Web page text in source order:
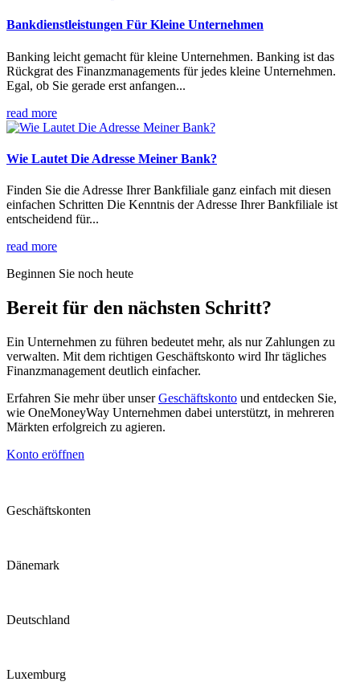
Bankdienstleistungen Für Kleine Unternehmen
Banking leicht gemacht für kleine Unternehmen. Banking ist das
Rückgrat des Finanzmanagements für jedes kleine Unternehmen.
Egal, ob Sie gerade erst anfangen...
read more
Wie Lautet Die Adresse Meiner Bank?
Finden Sie die Adresse Ihrer Bankfiliale ganz einfach mit diesen
einfachen Schritten Die Kenntnis der Adresse Ihrer Bankfiliale ist
entscheidend für...
read more
Beginnen Sie noch heute
Bereit für den nächsten Schritt?
Ein Unternehmen zu führen bedeutet mehr, als nur Zahlungen zu
verwalten. Mit dem richtigen Geschäftskonto wird Ihr tägliches
Finanzmanagement deutlich einfacher.
Erfahren Sie mehr über unserGeschäftskonto und entdecken Sie,
wie OneMoneyWay Unternehmen dabei unterstützt, in mehreren
Märkten erfolgreich zu agieren.
Konto eröffnen
Geschäftskonten
Dänemark
Deutschland
Luxemburg